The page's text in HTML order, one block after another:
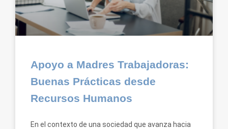
Apoyo a Madres Trabajadoras:
Buenas Prácticas desde
Recursos Humanos
En el contexto de una sociedad que avanza hacia